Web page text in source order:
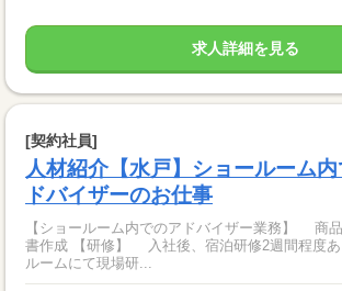
求人詳細を見る
[契約社員]
人材紹介【水戸】ショールーム
ドバイザーのお仕事
【ショールーム内でのアドバイザー業務】
書作成 【研修】 入社後、宿泊研修2週間程度あり、その後ショー
ルームにて現場研...